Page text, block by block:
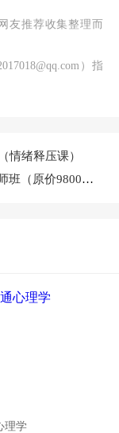
友推荐收集整理而
）指
情绪释压课）
原价9800元）
理学